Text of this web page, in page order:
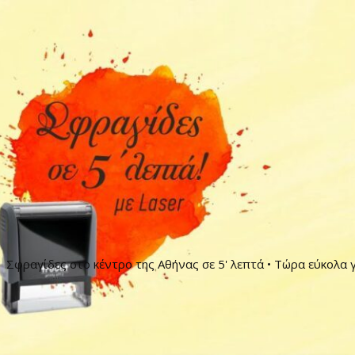
Σφραγίδες στο κέντρο της Αθήνας σε 5' λεπτά • Τώρα εύκολα